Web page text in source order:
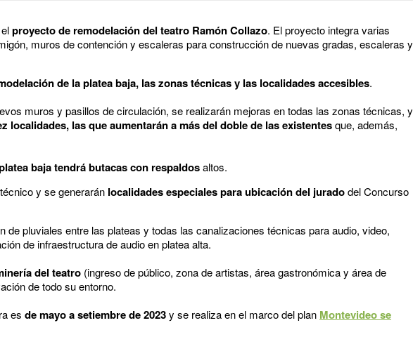
proyecto de remodelación del teatro Ramón Collazo. El proyecto integra varias
muros de contención y escaleras para construcción de nuevas gradas, escaleras y
de la platea baja, las zonas técnicas y las localidades accesibles.
muros y pasillos de circulación, se realizarán mejoras en todas las zonas técnicas, y
localidades, las que aumentarán a más del doble de las existentesque, además,
baja tendrá butacas con respaldosaltos.
y se generarán localidades especiales para ubicación del juradodel Concurso
de pluviales entre las plateas y todas las canalizaciones técnicas para audio, video,
de infraestructura de audio en platea alta.
del teatro (ingreso de público, zona de artistas, área gastronómica y área de
de todo su entorno.
es de mayo a setiembre de 2023y se realiza en el marco del plan Montevideo se